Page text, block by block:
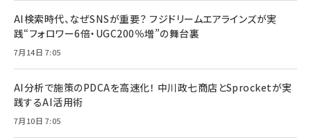
AI検索時代、なぜSNSが重要？ フジドリームエアラインズが実
践“フォロワー6倍・UGC200％増”の舞台裏
7月14日 7:05
AI分析で施策のPDCAを高速化！ 中川政七商店とSprocketが実
践するAI活用術
7月10日 7:05